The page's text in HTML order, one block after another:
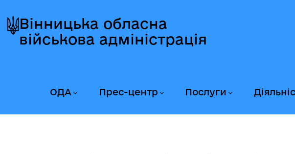
до
головного
до
головного
вмісту
до
головного
колонтитула
Вінницька обласна
військова адміністрація
ОДА Прес-центр Послуги